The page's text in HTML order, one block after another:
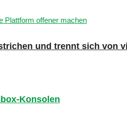
und trennt sich von
Konsolen